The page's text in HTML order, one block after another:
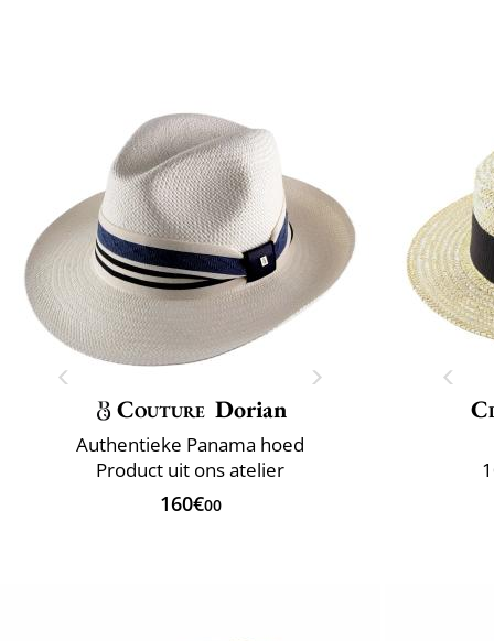
Couture Dorian
Authentieke Panama hoed
Product uit ons atelier
160€00